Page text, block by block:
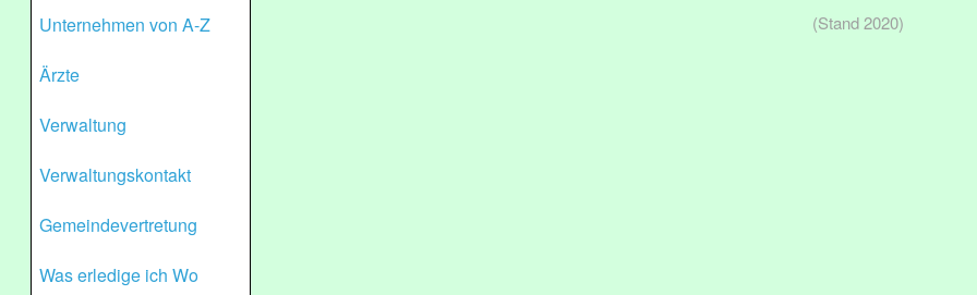
Unternehmen von A-Z
Ärzte
Verwaltung
Verwaltungskontakt
Gemeindevertretung
Was erledige ich Wo
(Stand 2020)